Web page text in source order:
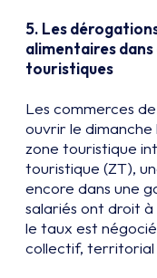
5. Les
alimentaires
touristiques
Les commerces
ouvrir le dimanche
zone touristique
touristique (ZT),
encore dans une
salariés ont droit
le taux est
collectif, territorial